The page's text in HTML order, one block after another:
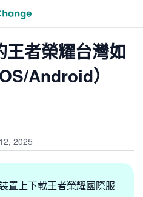
者榮耀台灣如
Android）
2025
置上下載王者榮耀國際服